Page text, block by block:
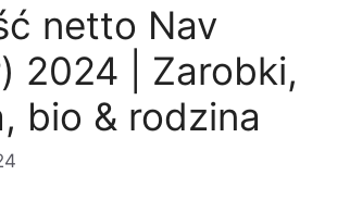
netto Nav
2024 | Zarobki,
bio & rodzina